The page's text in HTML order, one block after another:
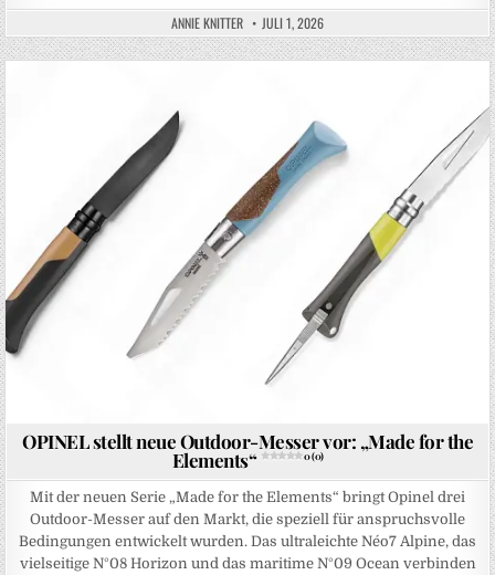
ANNIE KNITTER JULI 1, 2026
Posted in
OPINEL stellt neue Outdoor-Messer vor: „Made for the
Elements“ 0 (0)
Mit der neuen Serie „Made for the Elements“ bringt Opinel drei
Outdoor-Messer auf den Markt, die speziell für anspruchsvolle
Bedingungen entwickelt wurden. Das ultraleichte Néo7 Alpine, das
vielseitige N°08 Horizon und das maritime N°09 Ocean verbinden